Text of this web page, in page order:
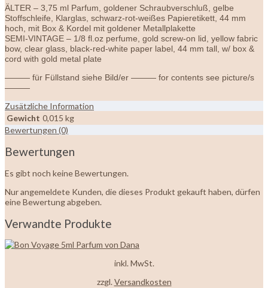
ÄLTER – 3,75 ml Parfum, goldener Schraubverschluß, gelbe
Stoffschleife, Klarglas, schwarz-rot-weißes Papieretikett, 44 mm
hoch, mit Box & Kordel mit goldener Metallplakette
SEMI-VINTAGE – 1/8 fl.oz perfume, gold screw-on lid, yellow fabric
bow, clear glass, black-red-white paper label, 44 mm tall, w/ box &
cord with gold metal plate
——— für Füllstand siehe Bild/er ——— for contents see picture/s
———
Zusätzliche Information
Gewicht 0,015 kg
Bewertungen (0)
Bewertungen
Es gibt noch keine Bewertungen.
Nur angemeldete Kunden, die dieses Produkt gekauft haben, dürfen
eine Bewertung abgeben.
Verwandte Produkte
inkl. MwSt.
zzgl.Versandkosten